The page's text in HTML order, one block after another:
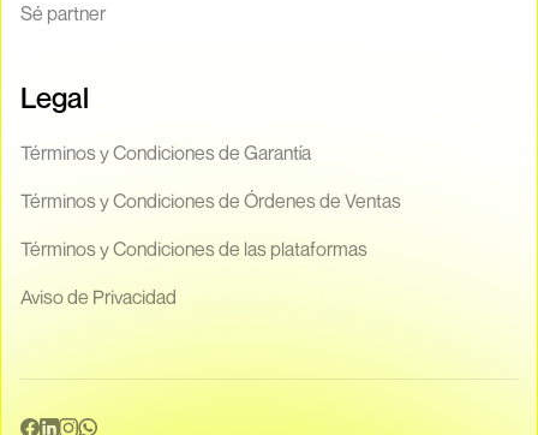
Sé partner
Legal
Términos y Condiciones de Garantía
Términos y Condiciones de Órdenes de Ventas
Términos y Condiciones de las plataformas
Aviso de Privacidad